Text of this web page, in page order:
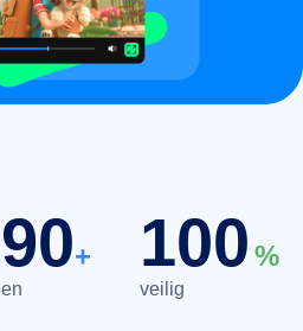
+ 100 %
veilig